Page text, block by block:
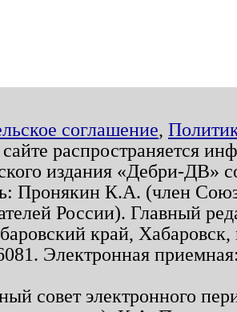
соглашение,
распространяется
издания «Дебри-ДВ»
Пронякин К.А. (член
России). Главный
край,
Электронная
совет электронного